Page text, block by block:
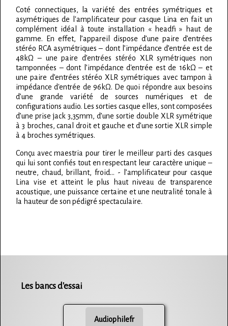
Coté connectiques, la variété des entrées symétriques et
asymétriques de l'amplificateur pour casque Lina en fait un
complément idéal à toute installation « headfi » haut de
gamme. En effet, l’appareil dispose d’une paire d’entrées
stéréo RCA asymétriques – dont l’impédance d’entrée est de
48kΩ – une paire d’entrées stéréo XLR symétriques non
tamponnées – dont l’impédance d'entrée est de 16kΩ – et
une paire d’entrées stéréo XLR symétriques avec tampon à
impédance d'entrée de 96kΩ. De quoi répondre aux besoins
d’une grande variété de sources numériques et de
configurations audio. Les sorties casque elles, sont composées
d’une prise jack 3,35mm, d’une sortie double XLR symétrique
à 3 broches, canal droit et gauche et d’une sortie XLR simple
à 4 broches symétriques.
Conçu avec maestria pour tirer le meilleur parti des casques
qui lui sont confiés tout en respectant leur caractère unique –
neutre, chaud, brillant, froid… - l’amplificateur pour casque
Lina vise et atteint le plus haut niveau de transparence
acoustique, une puissance certaine et une neutralité tonale à
la hauteur de son pédigré spectaculaire.
Les bancs d'essai
Audiophilefr